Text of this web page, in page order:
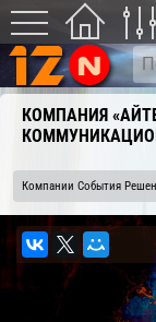
КОМПАНИЯ
Компании События